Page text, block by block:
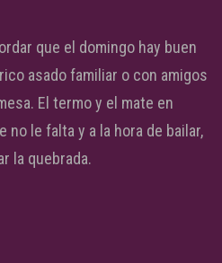
que el domingo hay buen
asado familiar o con amigos
El termo y el mate en
no le falta y a la hora de bailar,
la quebrada.